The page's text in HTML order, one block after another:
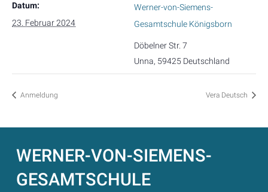
Datum:
23. Februar 2024
Werner-von-Siemens-
Gesamtschule Königsborn
Döbelner Str. 7
Unna, 59425 Deutschland
Anmeldung Vera Deutsch
WERNER-VON-SIEMENS-
GESAMTSCHULE